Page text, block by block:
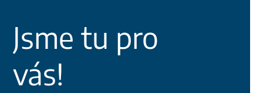
Jsme tu pro
vás!